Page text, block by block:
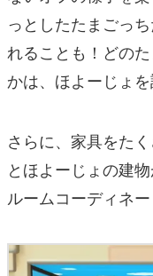
っとしたたまごっ
れることも！どの
かは、ほよーじょ
さらに、家具をた
とほよーじょの建
ルームコーディネ